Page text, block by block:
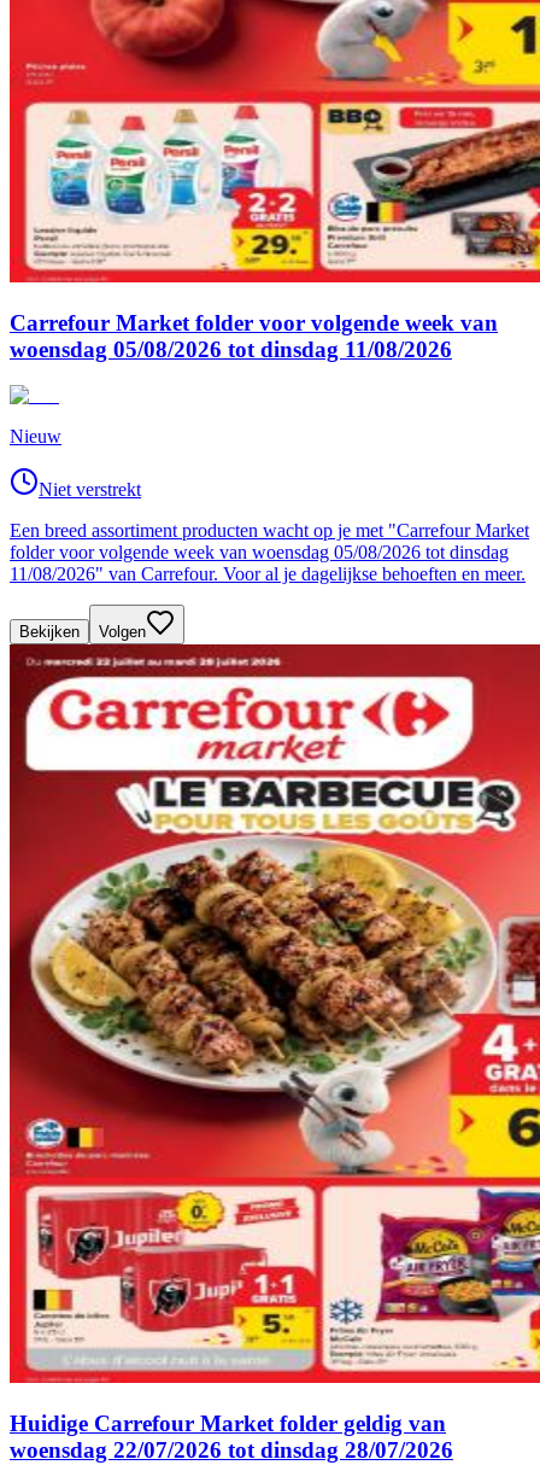
Carrefour Market folder voor volgende week van
woensdag 05/08/2026 tot dinsdag 11/08/2026
Nieuw
Niet verstrekt
Een breed assortiment producten wacht op je met "Carrefour Market
folder voor volgende week van woensdag 05/08/2026 tot dinsdag
11/08/2026" van Carrefour. Voor al je dagelijkse behoeften en meer.
Bekijken Volgen
Huidige Carrefour Market folder geldig van
woensdag 22/07/2026 tot dinsdag 28/07/2026